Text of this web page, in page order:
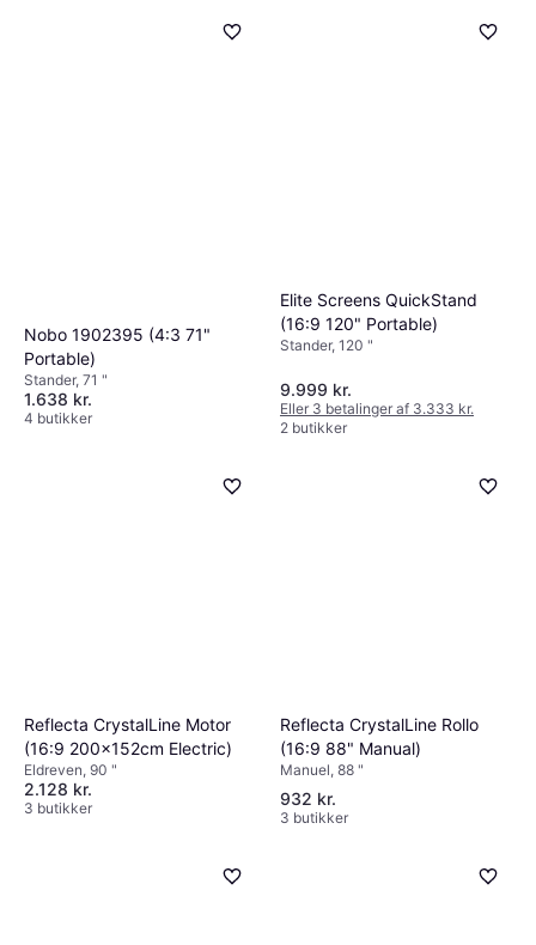
Nobo 1902395 (4:3 71"
Portable)
Stander, 71 "
1.638 kr.
4 butikker
Elite Screens QuickStand
(16:9 120" Portable)
Stander, 120 "
9.999 kr.
Eller 3 betalinger af 3.333 kr.
2 butikker
Reflecta CrystalLine Motor
(16:9 200x152cm Electric)
Eldreven, 90 "
2.128 kr.
3 butikker
Reflecta CrystalLine Rollo
(16:9 88" Manual)
Manuel, 88 "
932 kr.
3 butikker